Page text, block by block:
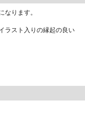
なります。
ラスト入りの縁起の良い